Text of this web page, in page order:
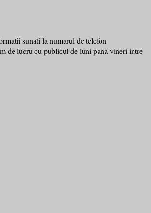
sunati la numarul de telefon
de lucru cu publicul de luni pana vineri intre